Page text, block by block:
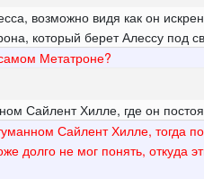
возможно видя как он
который берет Алессу под
Метатроне?
Сайлент Хилле, где он
Сайлент Хилле,
долго не мог понять, откуда